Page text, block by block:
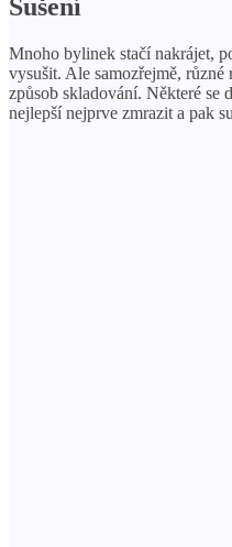
Sušení
Mnoho bylinek stačí nakrájet,
vysušit. Ale samozřejmě,
způsob skladování. Některé se
nejlepší nejprve zmrazit a pak